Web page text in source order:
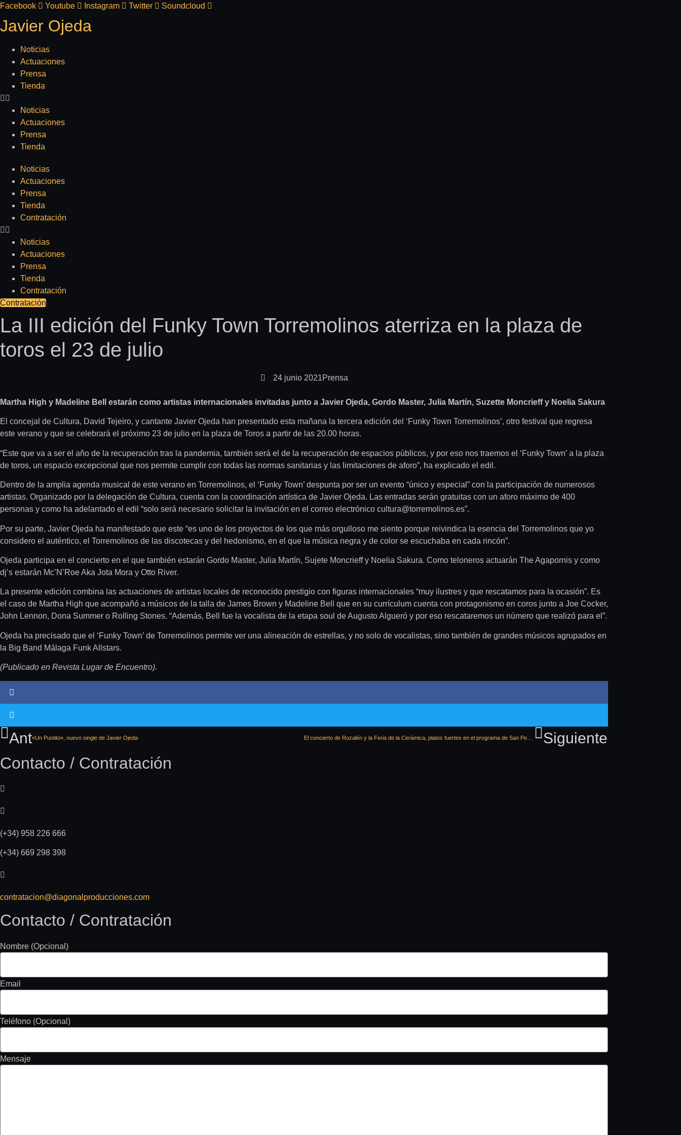
Ir
contenido
Facebook Youtube Instagram Twitter Soundcloud
Javier Ojeda
Noticias
Actuaciones
Prensa
Tienda
Noticias
Actuaciones
Prensa
Tienda
Noticias
Actuaciones
Prensa
Tienda
Contratación
Noticias
Actuaciones
Prensa
Tienda
Contratación
Contratación
La III edición del Funky Town Torremolinos aterriza en la plaza de
toros el 23 de julio
24 junio 2021Prensa
Martha High y Madeline Bell estarán como artistas internacionales invitadas junto a Javier Ojeda, Gordo Master, Julia Martín, Suzette Moncrieff y Noelia Sakura
El concejal de Cultura, David Tejeiro, y cantante Javier Ojeda han presentado esta mañana la tercera edición del ‘Funky Town Torremolinos’, otro festival que regresa
este verano y que se celebrará el próximo 23 de julio en la plaza de Toros a partir de las 20.00 horas.
“Este que va a ser el año de la recuperación tras la pandemia, también será el de la recuperación de espacios públicos, y por eso nos traemos el ‘Funky Town’ a la plaza
de toros, un espacio excepcional que nos permite cumplir con todas las normas sanitarias y las limitaciones de aforo”, ha explicado el edil.
Dentro de la amplia agenda musical de este verano en Torremolinos, el ‘Funky Town’ despunta por ser un evento “único y especial” con la participación de numerosos
artistas. Organizado por la delegación de Cultura, cuenta con la coordinación artística de Javier Ojeda. Las entradas serán gratuitas con un aforo máximo de 400
personas y como ha adelantado el edil “solo será necesario solicitar la invitación en el correo electrónico cultura@torremolinos.es”.
Por su parte, Javier Ojeda ha manifestado que este “es uno de los proyectos de los que más orgulloso me siento porque reivindica la esencia del Torremolinos que yo
considero el auténtico, el Torremolinos de las discotecas y del hedonismo, en el que la música negra y de color se escuchaba en cada rincón”.
Ojeda participa en el concierto en el que también estarán Gordo Master, Julia Martín, Sujete Moncrieff y Noelia Sakura. Como teloneros actuarán The Agapornis y como
dj’s estarán Mc’N’Roe Aka Jota Mora y Otto River.
La presente edición combina las actuaciones de artistas locales de reconocido prestigio con figuras internacionales “muy ilustres y que rescatamos para la ocasión”. Es
el caso de Martha High que acompañó a músicos de la talla de James Brown y Madeline Bell que en su currículum cuenta con protagonismo en coros junto a Joe Cocker,
John Lennon, Dona Summer o Rolling Stones. “Además, Bell fue la vocalista de la etapa soul de Augusto Algueró y por eso rescataremos un número que realizó para el”.
Ojeda ha precisado que el ‘Funky Town’ de Torremolinos permite ver una alineación de estrellas, y no solo de vocalistas, sino también de grandes músicos agrupados en
la Big Band Málaga Funk Allstars.
(Publicado en Revista Lugar de Encuentro).
Ant«Un Puntito», nuevo single de Javier Ojeda El concierto de Rozalén y la Feria de la Cerámica, platos fuertes en el programa de San Pedro de este sábado Siguiente
Contacto / Contratación
(+34) 958 226 666
(+34) 669 298 398
contratacion@diagonalproducciones.com
Contacto / Contratación
Nombre (Opcional)
Email
Teléfono (Opcional)
Mensaje